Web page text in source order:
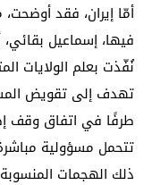
أمّا إيران، فقد
فيها، إسماعيل بقائي،
نُفّذت بعلم الولايات
تهدف إلى تقويض
تتحمل مسؤولية
ذلك الهجمات